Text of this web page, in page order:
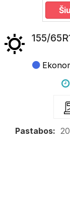
155/
Pastabos: